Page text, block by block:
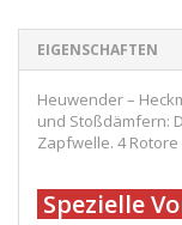
EIGENSCHAFTEN
Heuwender –
und Stoßdämfern:
Zapfwelle. 4 Rotore
Spezielle